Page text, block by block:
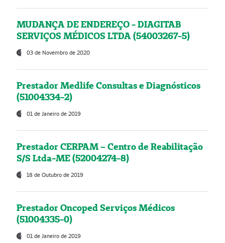
MUDANÇA DE ENDEREÇO - DIAGITAB
SERVIÇOS MÉDICOS LTDA (54003267-5)
03 de Novembro de 2020
Prestador Medlife Consultas e Diagnósticos
(51004334-2)
01 de Janeiro de 2019
Prestador CERPAM – Centro de Reabilitação
S/S Ltda-ME (52004274-8)
18 de Outubro de 2019
Prestador Oncoped Serviços Médicos
(51004335-0)
01 de Janeiro de 2019